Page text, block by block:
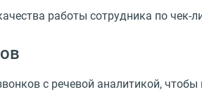
работы сотрудника по чек-
с речевой аналитикой,